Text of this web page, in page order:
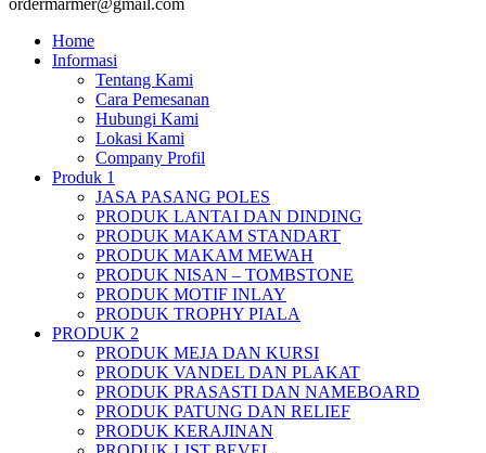
ordermarmer@gmail.com
Home
Informasi
Tentang Kami
Cara Pemesanan
Hubungi Kami
Lokasi Kami
Company Profil
Produk 1
JASA PASANG POLES
PRODUK LANTAI DAN DINDING
PRODUK MAKAM STANDART
PRODUK MAKAM MEWAH
PRODUK NISAN – TOMBSTONE
PRODUK MOTIF INLAY
PRODUK TROPHY PIALA
PRODUK 2
PRODUK MEJA DAN KURSI
PRODUK VANDEL DAN PLAKAT
PRODUK PRASASTI DAN NAMEBOARD
PRODUK PATUNG DAN RELIEF
PRODUK KERAJINAN